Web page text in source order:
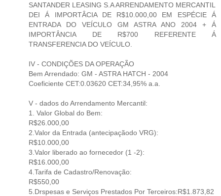
SANTANDER LEASING S.A ARRENDAMENTO MERCANTIL
DEI Á IMPORTÂCIA DE R$10.000,00 EM ESPÉCIE Á
ENTRADA DO VEÍCULO GM ASTRA ANO 2004 + Á
IMPORTÂNCIA DE R$700 REFERENTE Á
TRANSFERENCIA DO VEÍCULO.
IV - CONDIÇÕES DA OPERAÇÃO
Bem Arrendado: GM - ASTRA HATCH - 2004
Coeficiente CET:0.03620 CET:34,95% a.a.
V - dados do Arrendamento Mercantil:
1. Valor Global do Bem:
R$26.000,00
2.Valor da Entrada (antecipaçãodo VRG):
R$10.000,00
3.Valor liberado ao fornecedor (1 -2):
R$16.000,00
4.Tarifa de Cadastro/Renovação:
R$550,00
5.Drspesas e Serviços Prestados Por Terceiros:R$1.873,82